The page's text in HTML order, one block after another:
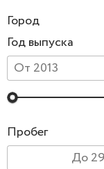
Город
Все города
Год выпуска
Пробег